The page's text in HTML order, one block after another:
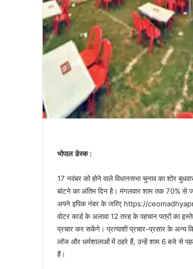
भोपाल डेस्क :
17 नवंबर को होने वाले विधानसभा चुनाव का शोर
बांटने का अंतिम दिन है। मंगलवार शाम तक 70% से
अपने इपिक नंबर के जरिए https://
वोटर कार्ड के अलावा 12 तरह के पहचान पत्रों का
प्रचार कर सकेंगे। प्रत्याशी प्रचार-प्रसार के अन्य
लॉज और धर्मशालाओं में ठहरे हैं, उन्हें शाम 6 बजे से
हैं।